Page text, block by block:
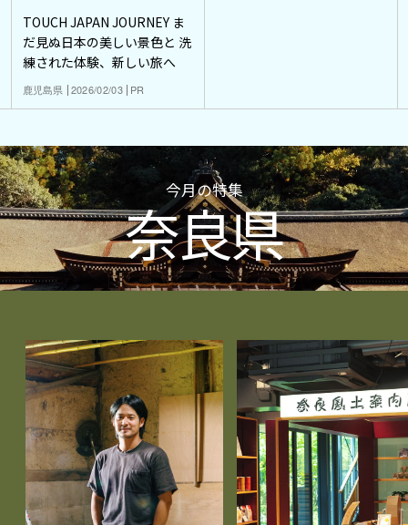
TOUCH JAPAN JOURNEY ま
だ見ぬ日本の美しい景色と 洗
練された体験、新しい旅へ
鹿児島県 2026/02/03 PR
今月の特集
奈良県